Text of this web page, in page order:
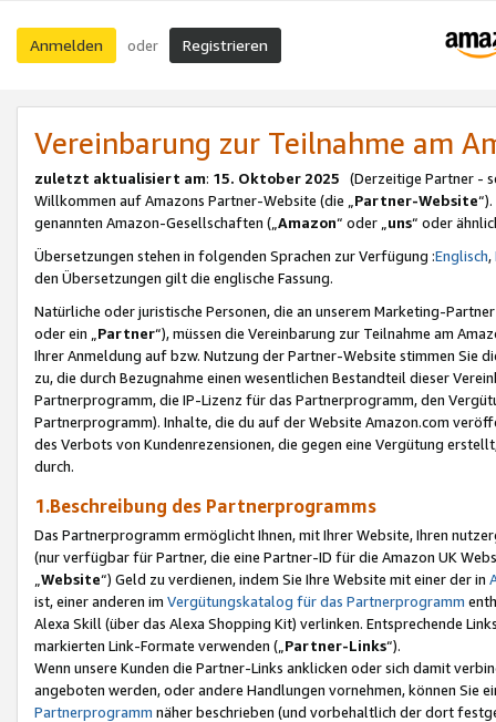
Anmelden oder Registrieren
Vereinbarung zur Teilnahme am
zuletzt aktualisiert am: 15. Oktober 2025 (Derzeitige Partner -
Willkommen auf Amazons Partner-Website (die „Partner-Website
genannten Amazon-Gesellschaften („Amazon“ oder „uns“ oder
Übersetzungen stehen in folgenden Sprachen zur Verfügung :Englisch,
den Übersetzungen gilt die englische Fassung.
Natürliche oder juristische Personen, die an unserem Marketing-
oder ein „Partner“), müssen die Vereinbarung zur Teilnahme am
Ihrer Anmeldung auf bzw. Nutzung der Partner-Website stimmen Sie
zu, die durch Bezugnahme einen wesentlichen Bestandteil dieser
Partnerprogramm, die IP-Lizenz für das Partnerprogramm, den
Partnerprogramm). Inhalte, die du auf der Website Amazon.com
des Verbots von Kundenrezensionen, die gegen eine Vergütung
durch.
1.Beschreibung des Partnerprogramms
Das Partnerprogramm ermöglicht Ihnen, mit Ihrer Website, Ihren
(nur verfügbar für Partner, die eine Partner-ID für die Amazon UK
Website“) Geld zu verdienen, indem Sie Ihre Website mit einer der in
ist, einer anderen im Vergütungskatalog für das Partnerprogramm
Alexa Skill (über das Alexa Shopping Kit) verlinken. Entsprechende
markierten Link-Formate verwenden („ Partner-Links“).
Wenn unsere Kunden die Partner-Links anklicken oder sich damit
angeboten werden, oder andere Handlungen vornehmen, können Sie
Partnerprogramm näher beschrieben (und vorbehaltlich der dort